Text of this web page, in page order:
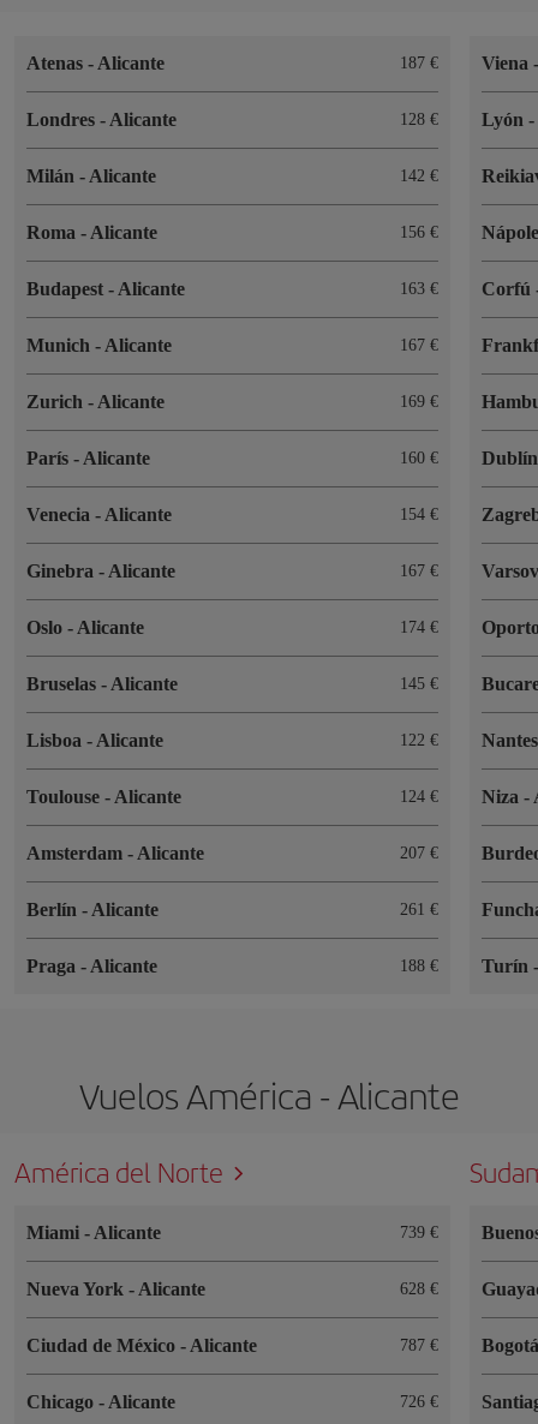
Atenas - Alicante 187 €
Londres - Alicante 128 €
Milán - Alicante 142 €
Roma - Alicante 156 €
Budapest - Alicante 163 €
Munich - Alicante 167 €
Zurich - Alicante 169 €
París - Alicante 160 €
Venecia - Alicante 154 €
Ginebra - Alicante 167 €
Oslo - Alicante 174 €
Bruselas - Alicante 145 €
Lisboa - Alicante 122 €
Toulouse - Alicante 124 €
Amsterdam - Alicante 207 €
Berlín - Alicante 261 €
Praga - Alicante 188 €
Viena
Lyón-
Corfú
Niza-
Turín
Vuelos América - Alicante
América del Norte
Miami - Alicante 739 €
Nueva York - Alicante 628 €
Ciudad de México - Alicante 787 €
Chicago - Alicante 726 €